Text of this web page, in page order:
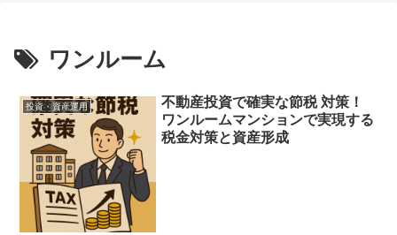
ワンルーム
投資・資産運用
不動産投資で確実な節税 対策！
ワンルームマンションで実現する
税金対策と資産形成